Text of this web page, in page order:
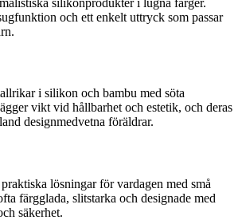
silikonprodukter i lugna färger.
och ett enkelt uttryck som passar
i silikon och bambu med söta
vikt vid hållbarhet och estetik, och deras
designmedvetna föräldrar.
lösningar för vardagen med små
färgglada, slitstarka och designade med
säkerhet.